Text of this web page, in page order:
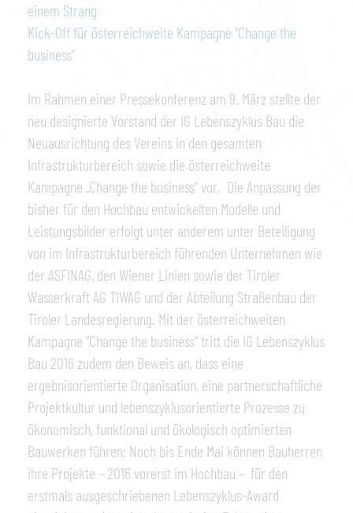
einem Strang
Kick-Off für österreichweite Kampagne “Change the
business”
Im Rahmen einer Pressekonferenz am 9. März stellte der
neu designierte Vorstand der IG Lebenszyklus Bau die
Neuausrichtung des Vereins in den gesamten
Infrastrukturbereich sowie die österreichweite
Kampagne „Change the business“ vor. Die Anpassung der
bisher für den Hochbau entwickelten Modelle und
Leistungsbilder erfolgt unter anderem unter Beteiligung
von im Infrastrukturbereich führenden Unternehmen wie
der ASFINAG, den Wiener Linien sowie der Tiroler
Wasserkraft AG TIWAG und der Abteilung Straßenbau der
Tiroler Landesregierung. Mit der österreichweiten
Kampagne “Change the business“ tritt die IG Lebenszyklus
Bau 2016 zudem den Beweis an, dass eine
ergebnisorientierte Organisation, eine partnerschaftliche
Projektkultur und lebenszyklusorientierte Prozesse zu
ökonomisch, funktional und ökologisch optimierten
Bauwerken führen: Noch bis Ende Mai können Bauherren
ihre Projekte – 2016 vorerst im Hochbau – für den
erstmals ausgeschriebenen Lebenszyklus-Award